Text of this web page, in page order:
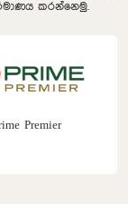
කරන්නෙමු.
Premier